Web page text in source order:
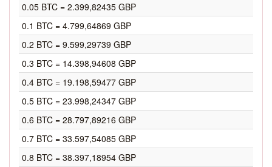
0.05 BTC = 2.399,82435 GBP
0.1 BTC = 4.799,64869 GBP
0.2 BTC = 9.599,29739 GBP
0.3 BTC = 14.398,94608 GBP
0.4 BTC = 19.198,59477 GBP
0.5 BTC = 23.998,24347 GBP
0.6 BTC = 28.797,89216 GBP
0.7 BTC = 33.597,54085 GBP
0.8 BTC = 38.397,18954 GBP